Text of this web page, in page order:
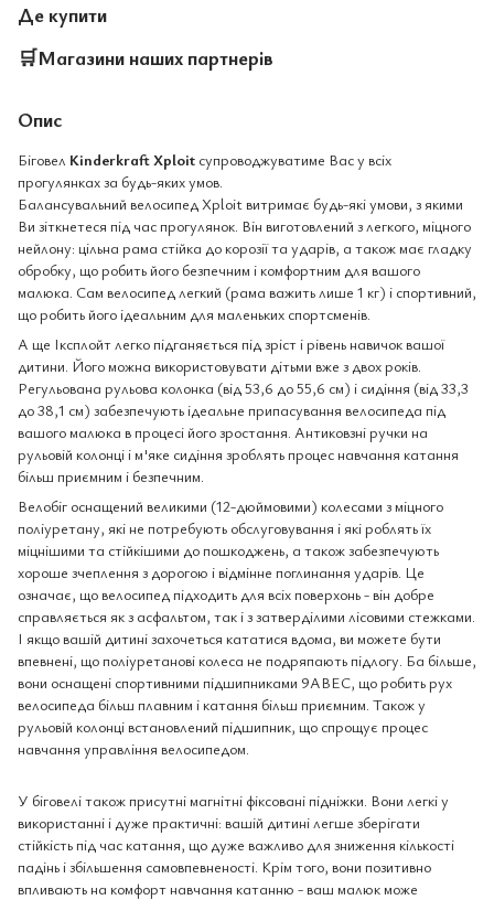
Де купити
🛒Магазини наших партнерів
Опис
Біговел Kinderkraft Xploit супроводжуватиме Вас у всіх
прогулянках за будь-яких умов.
Балансувальний велосипед Xploit витримає будь-які умови, з якими
Ви зіткнетеся під час прогулянок. Він виготовлений з легкого, міцного
нейлону: цільна рама стійка до корозії та ударів, а також має гладку
обробку, що робить його безпечним і комфортним для вашого
малюка. Сам велосипед легкий (рама важить лише 1 кг) і спортивний,
що робить його ідеальним для маленьких спортсменів.
А ще Іксплойт легко підганяється під зріст і рівень навичок вашої
дитини. Його можна використовувати дітьми вже з двох років.
Регульована рульова колонка (від 53,6 до 55,6 см) і сидіння (від 33,3
до 38,1 см) забезпечують ідеальне припасування велосипеда під
вашого малюка в процесі його зростання. Антиковзні ручки на
рульовій колонці і м'яке сидіння зроблять процес навчання катання
більш приємним і безпечним.
Велобіг оснащений великими (12-дюймовими) колесами з міцного
поліуретану, які не потребують обслуговування і які роблять їх
міцнішими та стійкішими до пошкоджень, а також забезпечують
хороше зчеплення з дорогою і відмінне поглинання ударів. Це
означає, що велосипед підходить для всіх поверхонь - він добре
справляється як з асфальтом, так і з затверділими лісовими стежками.
І якщо вашій дитині захочеться кататися вдома, ви можете бути
впевнені, що поліуретанові колеса не подряпають підлогу. Ба більше,
вони оснащені спортивними підшипниками 9ABEC, що робить рух
велосипеда більш плавним і катання більш приємним. Також у
рульовій колонці встановлений підшипник, що спрощує процес
навчання управління велосипедом.
У біговелі також присутні магнітні фіксовані підніжки. Вони легкі у
використанні і дуже практичні: вашій дитині легше зберігати
стійкість під час катання, що дуже важливо для зниження кількості
падінь і збільшення самовпевненості. Крім того, вони позитивно
впливають на комфорт навчання катанню - ваш малюк може